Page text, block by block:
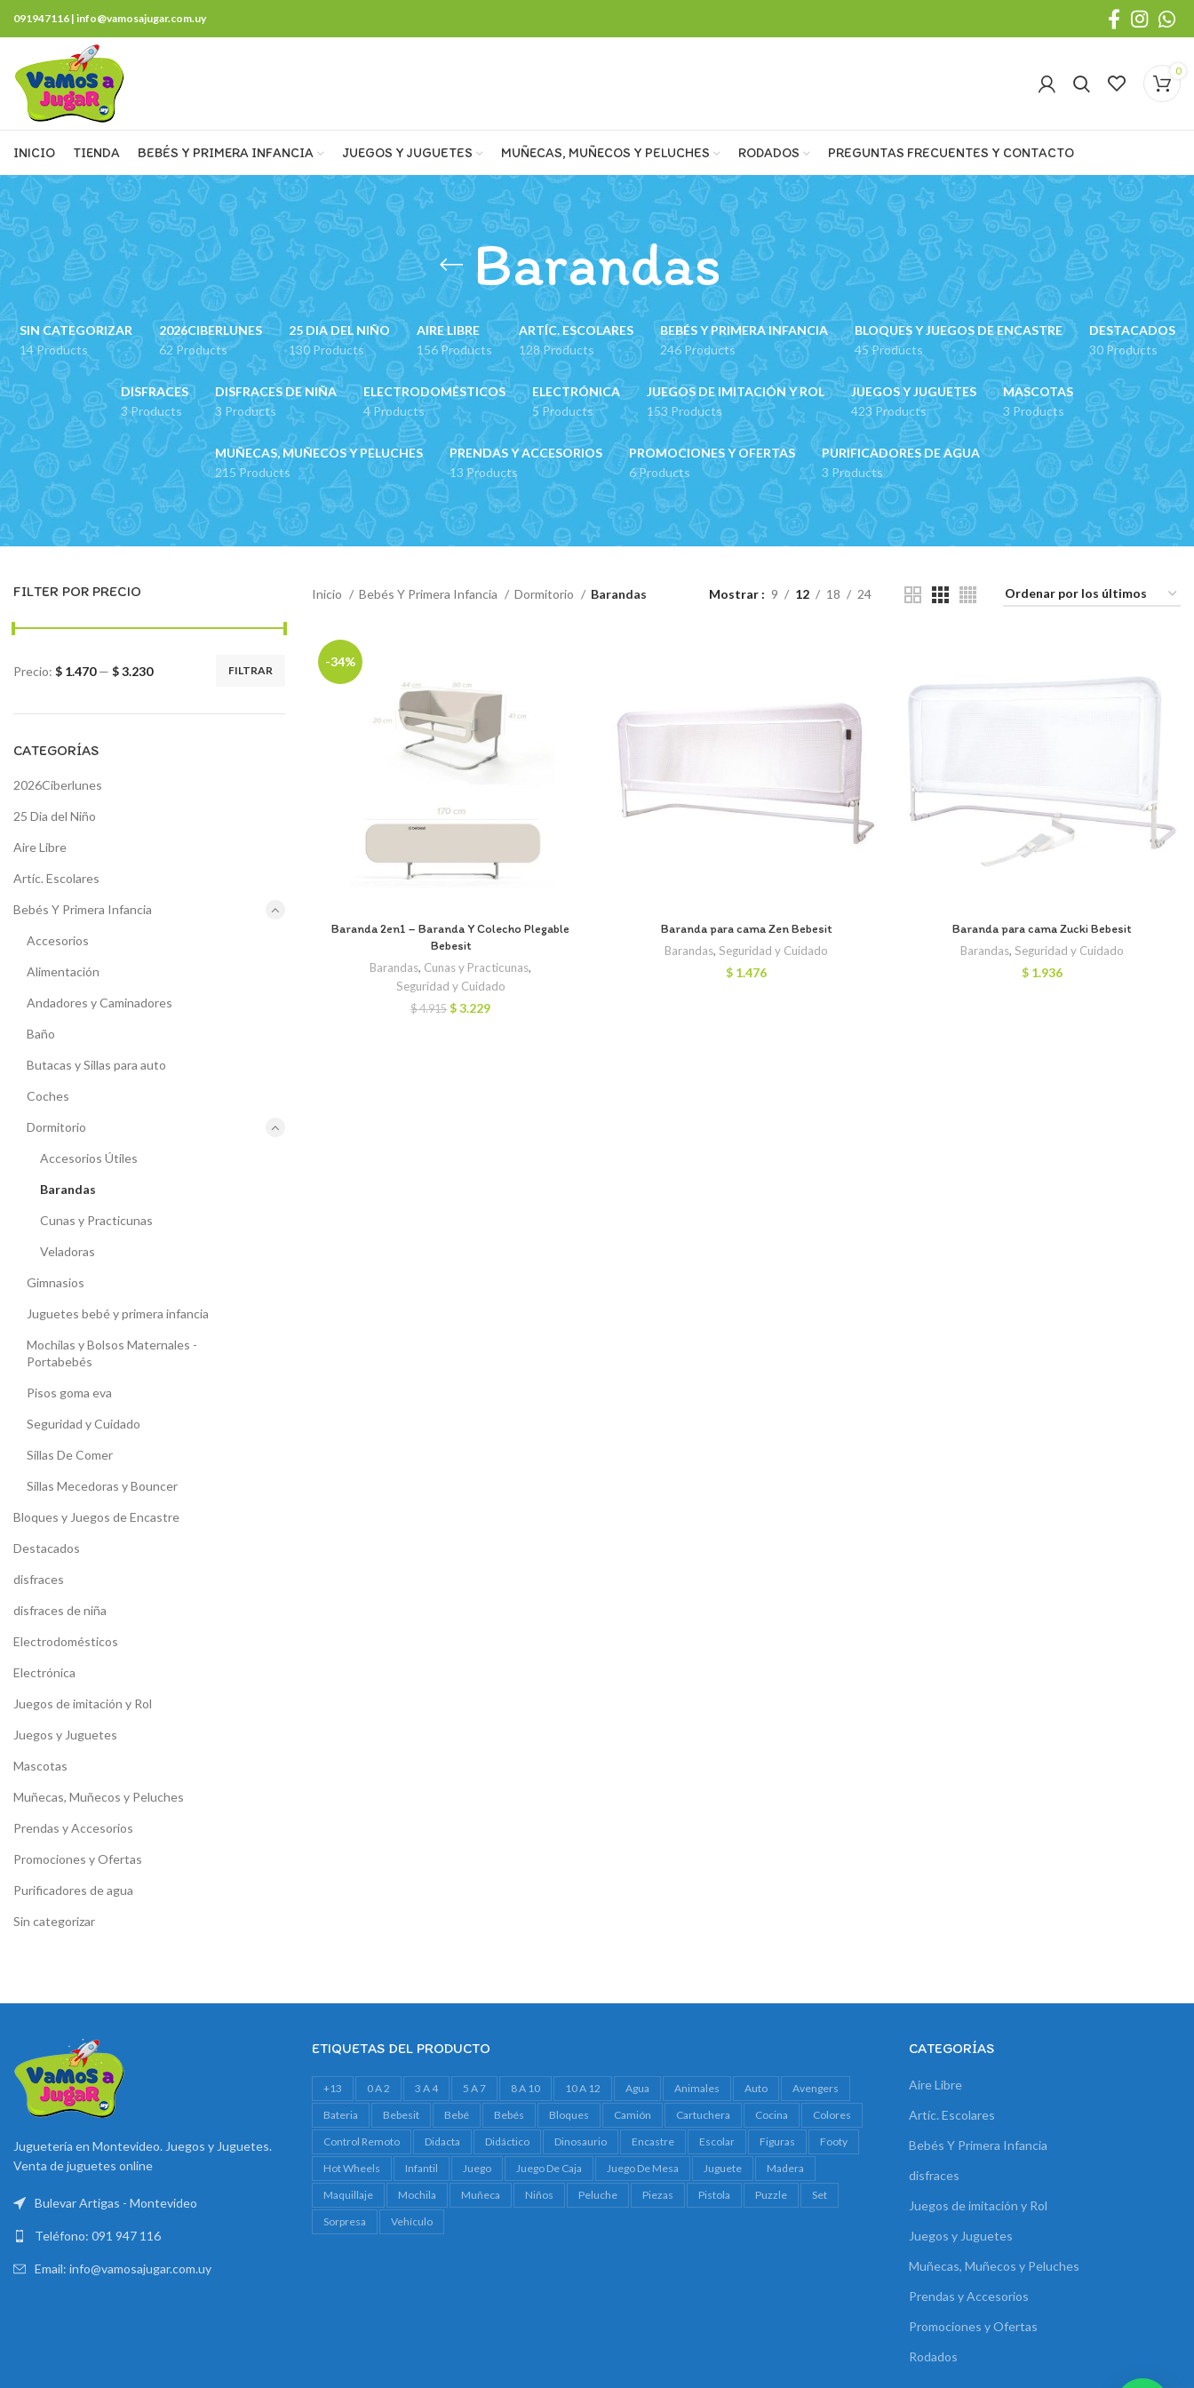
091947116 | info@vamosajugar.com.uy
0
INICIO TIENDA BEBÉS Y PRIMERA INFANCIA JUEGOS Y JUGUETES MUÑECAS, MUÑECOS Y PELUCHES RODADOS PREGUNTAS FRECUENTES Y CONTACTO
Barandas
SIN CATEGORIZAR
14 Products
2026CIBERLUNES
62 Products
25 DIA DEL NIÑO
130 Products
AIRE LIBRE
156 Products
ARTÍC. ESCOLARES
128 Products
BEBÉS Y PRIMERA INFANCIA
246 Products
BLOQUES Y JUEGOS DE ENCASTRE
45 Products
DESTACADOS
30 Products
DISFRACES
3 Products
DISFRACES DE NIÑA
3 Products
ELECTRODOMÉSTICOS
4 Products
ELECTRÓNICA
5 Products
JUEGOS DE IMITACIÓN Y ROL
153 Products
JUEGOS Y JUGUETES
423 Products
MASCOTAS
3 Products
MUÑECAS, MUÑECOS Y PELUCHES
215 Products
PRENDAS Y ACCESORIOS
13 Products
PROMOCIONES Y OFERTAS
6 Products
PURIFICADORES DE AGUA
3 Products
FILTER POR PRECIO
FILTRAR
Precio: $ 1.470— $ 3.230
CATEGORÍAS
2026Ciberlunes
25 Dia del Niño
Aire Libre
Artíc. Escolares
Bebés Y Primera Infancia
Accesorios
Alimentación
Andadores y Caminadores
Baño
Butacas y Sillas para auto
Coches
Dormitorio
Accesorios Útiles
Barandas
Cunas y Practicunas
Veladoras
Gimnasios
Juguetes bebé y primera infancia
Mochilas y Bolsos Maternales -
Portabebés
Pisos goma eva
Seguridad y Cuidado
Sillas De Comer
Sillas Mecedoras y Bouncer
Bloques y Juegos de Encastre
Destacados
disfraces
disfraces de niña
Electrodomésticos
Electrónica
Juegos de imitación y Rol
Juegos y Juguetes
Mascotas
Muñecas, Muñecos y Peluches
Prendas y Accesorios
Promociones y Ofertas
Purificadores de agua
Sin categorizar
Inicio Bebés Y Primera Infancia Dormitorio Barandas Mostrar 9 12 18 24
-34%
Baranda 2en1 – Baranda Y Colecho Plegable
Bebesit
Barandas, Cunas y Practicunas,
Seguridad y Cuidado
$4.915 El
$3.229El
Baranda para cama Zen Bebesit
Barandas, Seguridad y Cuidado
$1.476
Baranda para cama Zucki Bebesit
Barandas, Seguridad y Cuidado
$1.936
Juguetería en Montevideo. Juegos y Juguetes.
Venta de juguetes online
Bulevar Artigas - Montevideo
Teléfono: 091 947 116
Email: info@vamosajugar.com.uy
ETIQUETAS DEL PRODUCTO
+13 0 A 2 3 A 4 5 A 7 8 A 10 10 A 12 Agua Animales Auto
Avengers
Bateria
Bebesit Bebé Bebés Bloques Camión Cartuchera Cocina
Colores
Control Remoto
Didacta Didáctico Dinosaurio Encastre Escolar Figuras
Footy
Hot Wheels
Infantil Juego Juego De Caja Juego De Mesa Juguete
Madera
Maquillaje
Mochila Muñeca Niños Peluche Piezas Pistola Puzzle
Set
Sorpresa
Vehículo
CATEGORÍAS
Aire Libre
Artíc. Escolares
Bebés Y Primera Infancia
disfraces
Juegos de imitación y Rol
Juegos y Juguetes
Muñecas, Muñecos y Peluches
Prendas y Accesorios
Promociones y Ofertas
Rodados